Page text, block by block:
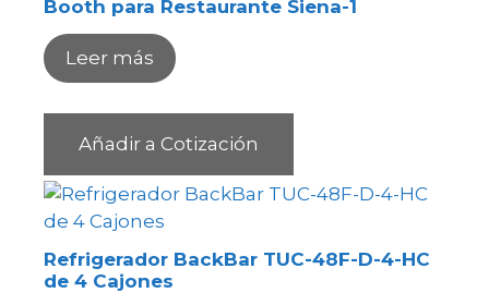
Booth para Restaurante Siena-1
Leer más
Añadir a Cotización
Refrigerador BackBar TUC-48F-D-4-HC
de 4 Cajones